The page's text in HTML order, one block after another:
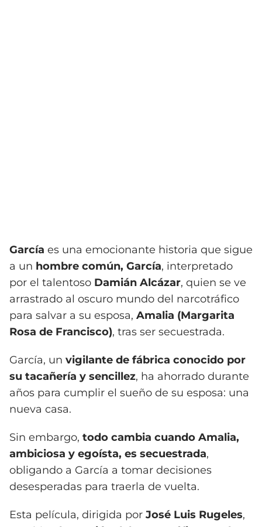
García es una emocionante historia que sigue
a un hombre común, García, interpretado
por el talentoso Damián Alcázar, quien se ve
arrastrado al oscuro mundo del narcotráfico
para salvar a su esposa, Amalia (Margarita
Rosa de Francisco), tras ser secuestrada.
García, un vigilante de fábrica conocido por
su tacañería y sencillez, ha ahorrado durante
años para cumplir el sueño de su esposa: una
nueva casa.
Sin embargo, todo cambia cuando Amalia,
ambiciosa y egoísta, es secuestrada,
obligando a García a tomar decisiones
desesperadas para traerla de vuelta.
Esta película, dirigida por José Luis Rugeles,